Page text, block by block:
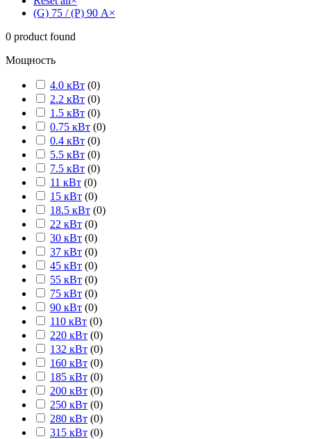
(G) 75 / (P) 90 А×
0 product found
Мощность
4.0 кВт (0)
2.2 кВт (0)
1.5 кВт (0)
0.75 кВт (0)
0.4 кВт (0)
5.5 кВт (0)
7.5 кВт (0)
11 кВт (0)
15 кВт (0)
18.5 кВт (0)
22 кВт (0)
30 кВт (0)
37 кВт (0)
45 кВт (0)
55 кВт (0)
75 кВт (0)
90 кВт (0)
110 кВт (0)
220 кВт (0)
132 кВт (0)
160 кВт (0)
185 кВт (0)
200 кВт (0)
250 кВт (0)
280 кВт (0)
315 кВт (0)